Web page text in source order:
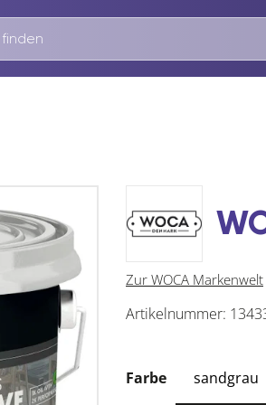
Zur WOCA Markenwelt
Artikelnummer:
Farbe